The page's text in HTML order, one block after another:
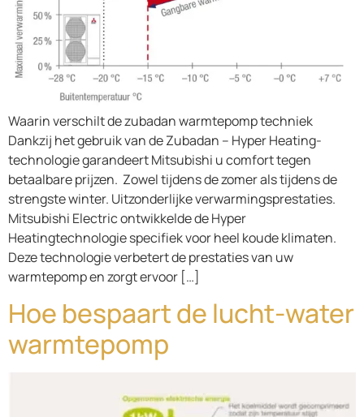
Waarin verschilt de zubadan warmtepomp techniek
Dankzij het gebruik van de Zubadan – Hyper Heating-
technologie garandeert Mitsubishi u comfort tegen
betaalbare prijzen. Zowel tijdens de zomer als tijdens de
strengste winter. Uitzonderlijke verwarmingsprestaties.
Mitsubishi Electric ontwikkelde de Hyper
Heatingtechnologie specifiek voor heel koude klimaten.
Deze technologie verbetert de prestaties van uw
warmtepomp en zorgt ervoor […]
Hoe bespaart de lucht-water
warmtepomp